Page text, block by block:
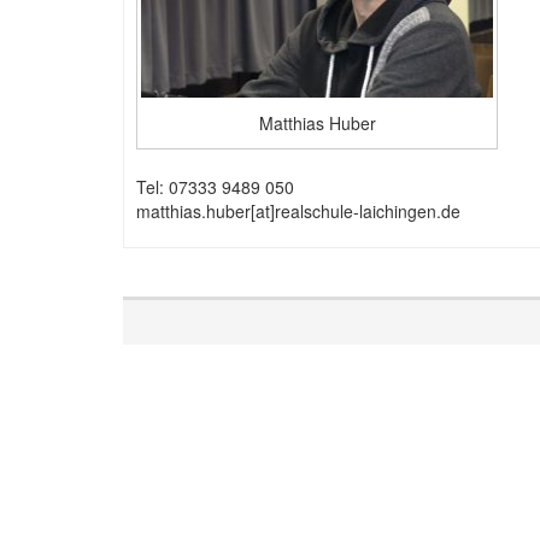
Matthias Huber
Tel: 07333 9489 050
matthias.huber[at]realschule-laichingen.de